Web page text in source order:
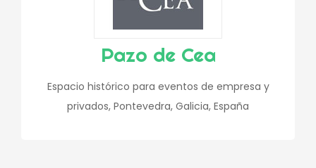
Pazo de Cea
Espacio histórico para eventos de empresa y
privados, Pontevedra, Galicia, España